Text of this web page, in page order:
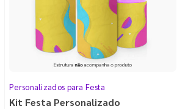
Personalizados para Festa
Kit Festa Personalizado